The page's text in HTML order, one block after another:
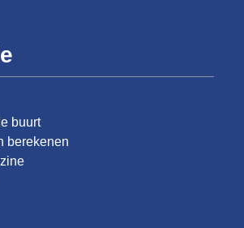
buurt
berekenen